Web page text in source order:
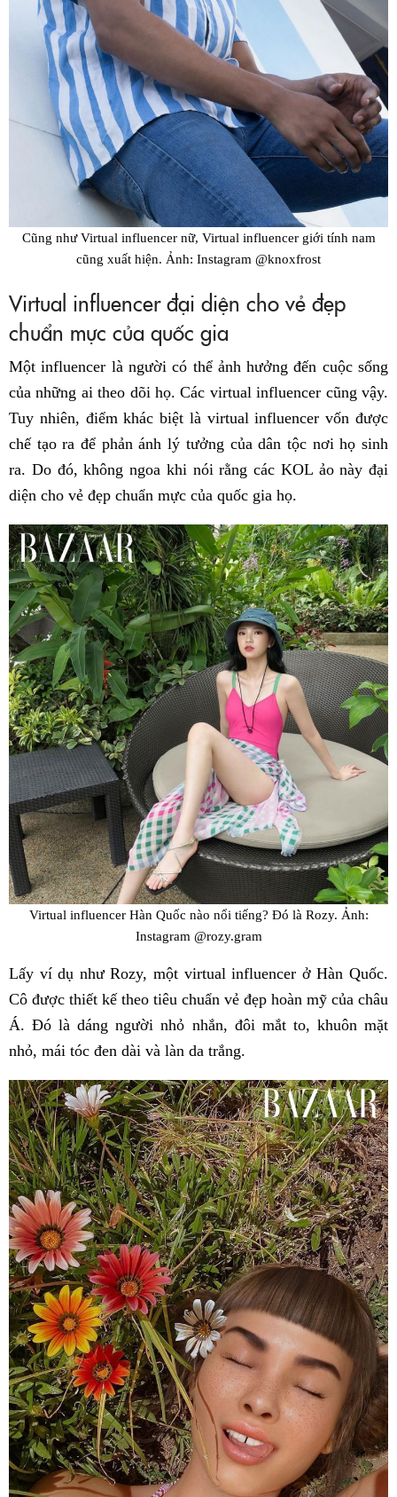
Cũng như Virtual influencer nữ, Virtual influencer giới tính nam
cũng xuất hiện. Ảnh: Instagram @knoxfrost
Virtual influencer đại diện cho vẻ đẹp
chuẩn mực của quốc gia
Một influencer là người có thể ảnh hưởng đến cuộc sống
của những ai theo dõi họ. Các virtual influencer cũng vậy.
Tuy nhiên, điểm khác biệt là virtual influencer vốn được
chế tạo ra để phản ánh lý tưởng của dân tộc nơi họ sinh
ra. Do đó, không ngoa khi nói rằng các KOL ảo này đại
diện cho vẻ đẹp chuẩn mực của quốc gia họ.
Virtual influencer Hàn Quốc nào nổi tiếng? Đó là Rozy. Ảnh:
Instagram @rozy.gram
Lấy ví dụ như Rozy, một virtual influencer ở Hàn Quốc.
Cô được thiết kế theo tiêu chuẩn vẻ đẹp hoàn mỹ của châu
Á. Đó là dáng người nhỏ nhắn, đôi mắt to, khuôn mặt
nhỏ, mái tóc đen dài và làn da trắng.